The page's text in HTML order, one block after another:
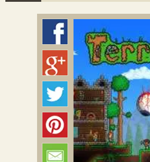
Colmeia Exchange
Perguntas Frequentes